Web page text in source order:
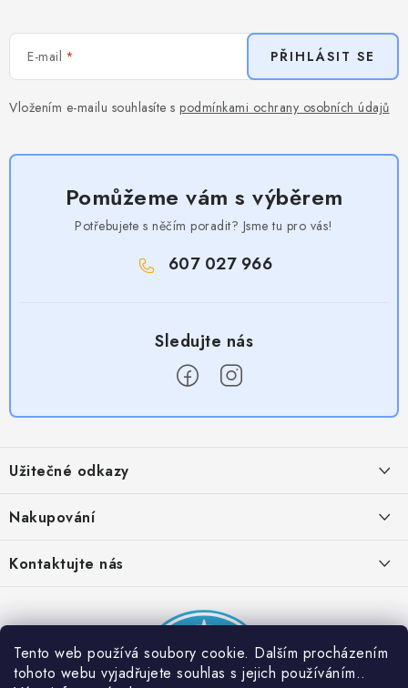
Tento web používá soubory cookie. Dalším procházením
tohoto webu vyjadřujete souhlas s jejich používáním..
E-mail
Vložením e-mailu souhlasíte s podmínkami ochrany osobních údajů
PŘIHLÁSIT SE
Pomůžeme vám s výběrem
Potřebujete s něčím poradit? Jsme tu pro vás!
607 027 966
p
a
Užitečné odkazy
Obchodní podmínky
Provizní systém
Partner stránek: Super plecháček
Nakupování
Časté otázky
Podmínky akce 2 + 1 zdarma
Kontaktujte nás